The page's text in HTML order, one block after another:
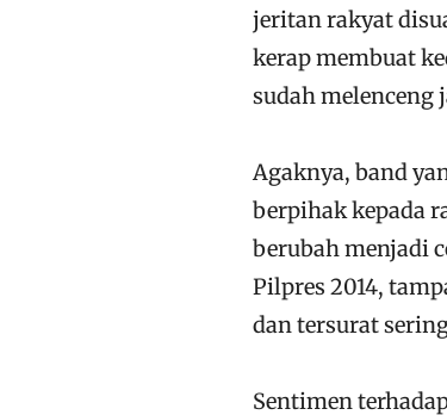
jeritan rakyat
kerap membuat
sudah melenceng
Agaknya, band
berpihak kepada
berubah menjadi
Pilpres 2014,
dan tersurat
Sentimen